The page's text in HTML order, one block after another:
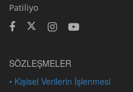
Patiliyo
SÖZLEŞMELER
• Kişisel Verilerin İşlenmesi